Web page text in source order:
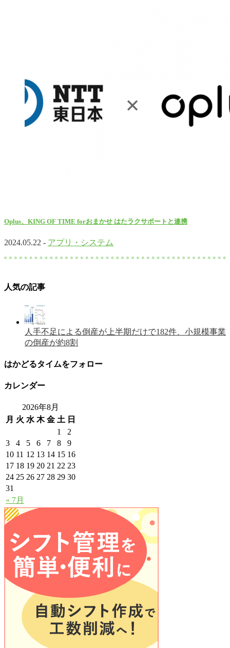
Oplus、KING OF TIME forおまかせ はたラクサポートと連携
2024.05.22 - アプリ・システム
人気の記事
人手不足による倒産が上半期だけで182件、小規模事業
の倒産が約8割
はかどるタイムをフォロー
カレンダー
2026年8月
月 火 水 木 金 土 日
« 7月
1
2
3
4 5 6 7 8
9
10 11 12 13 14 15 16
17 18 19 20 21 22 23
24 25 26 27 28 29 30
31